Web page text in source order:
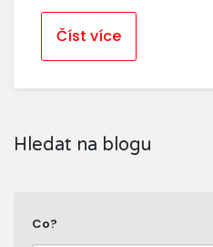
Číst více
Hledat na blogu
Co?